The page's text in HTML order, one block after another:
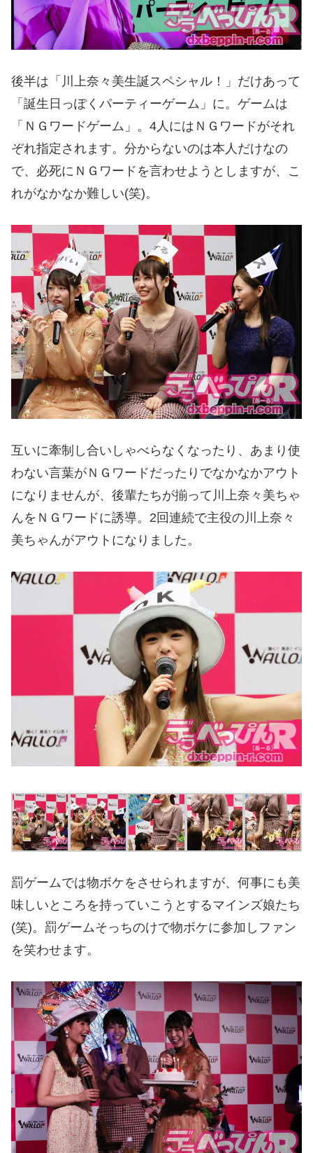
後半は「川上奈々美生誕スペシャル！」だけあって
「誕生日っぽくパーティーゲーム」に。ゲームは
「ＮＧワードゲーム」。4人にはＮＧワードがそれ
ぞれ指定されます。分からないのは本人だけなの
で、必死にＮＧワードを言わせようとしますが、こ
れがなかなか難しい(笑)。
互いに牽制し合いしゃべらなくなったり、あまり使
わない言葉がＮＧワードだったりでなかなかアウト
になりませんが、後輩たちが揃って川上奈々美ちゃ
んをＮＧワードに誘導。2回連続で主役の川上奈々
美ちゃんがアウトになりました。
罰ゲームでは物ボケをさせられますが、何事にも美
味しいところを持っていこうとするマインズ娘たち
(笑)。罰ゲームそっちのけで物ボケに参加しファン
を笑わせます。